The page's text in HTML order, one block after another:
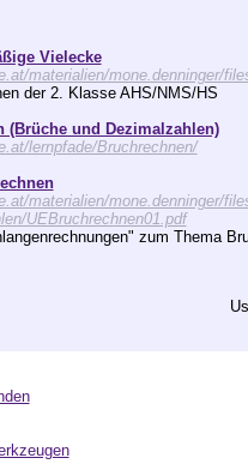
Vielecke
materialien/mone.denninger/
der 2. Klasse AHS/NMS/HS
(Brüche und Dezimalzahlen)
lernpfade/Bruchrechnen/
materialien/mone.denninger/
UEBruchrechnen01.pdf
zum Thema